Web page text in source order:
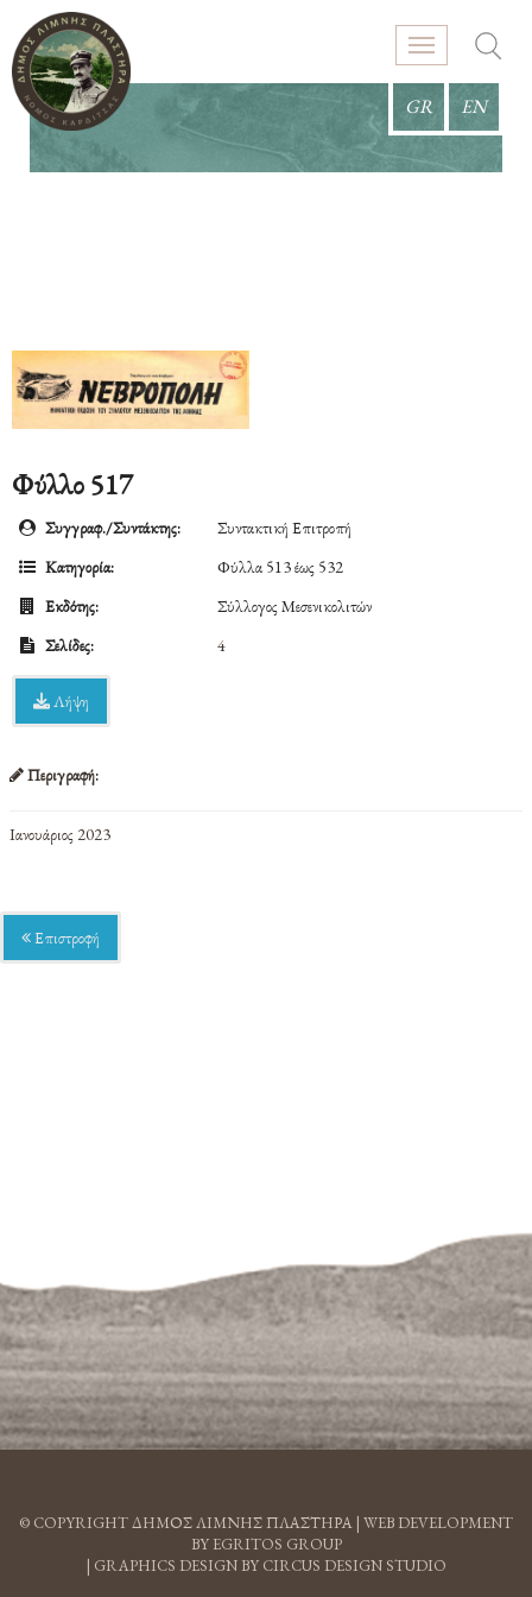
GR EN
Φύλλο 517
Συγγραφ./Συντάκτης:
Συντακτική Επιτροπή
Κατηγορία:
Φύλλα 513 έως 532
Εκδότης:
Σύλλογος Μεσενικολιτών
Σελίδες:
4
Λήψη
Περιγραφή:
Ιανουάριος 2023
Επιστροφή
© COPYRIGHT ΔΗΜΟΣ ΛΙΜΝΗΣ ΠΛΑΣΤΗΡΑ | WEB DEVELOPMENT
BY EGRITOS GROUP
| GRAPHICS DESIGN BY CIRCUS DESIGN STUDIO